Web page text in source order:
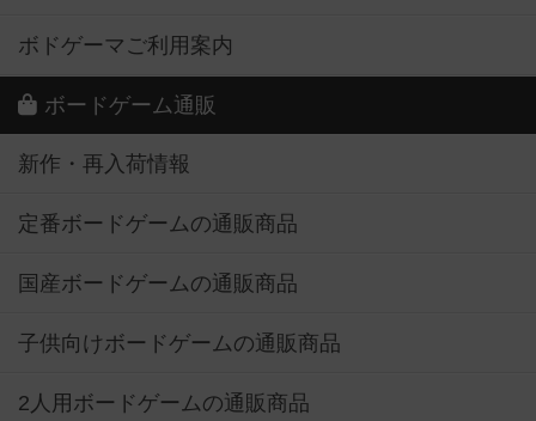
ボドゲーマご利用案内
ボードゲーム通販
新作・再入荷情報
定番ボードゲームの通販商品
国産ボードゲームの通販商品
子供向けボードゲームの通販商品
2人用ボードゲームの通販商品